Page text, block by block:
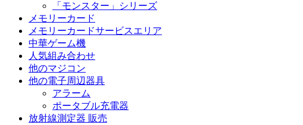
「モンスター」シリーズ
メモリーカード
メモリーカードサービスエリア
中華ゲーム機
人気組み合わせ
他のマジコン
他の電子周辺器具
アラーム
ポータブル充電器
放射線測定器 販売